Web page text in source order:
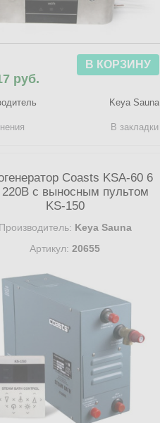
руб.
В КОРЗИНУ
Keya Sauna
В закладки
Coasts KSA-60 6
220В с выносным пультом
KS-150
Производитель: Keya Sauna
Артикул: 20655